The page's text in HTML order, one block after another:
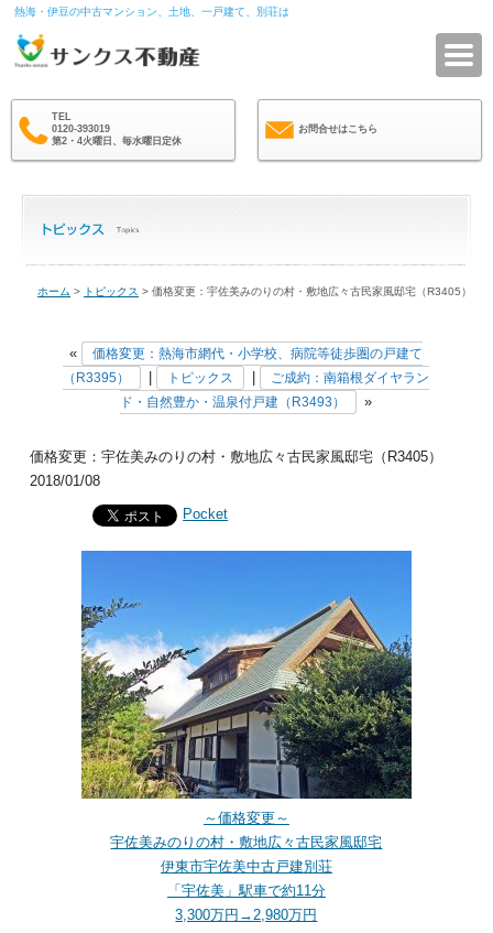
熱海・伊豆の中古マンション、土地、一戸建て、別荘は
TEL
0120-393019
第2・4火曜日、毎水曜日定休
お問合せはこちら
ホーム > トピックス > 価格変更：宇佐美みのりの村・敷地広々古民家風邸宅（R3405）
«
価格変更：熱海市網代・小学校、病院等徒歩圏の戸建て
（R3395）
トピックス
ご成約：南箱根ダイヤラン
ド・自然豊か・温泉付戸建（R3493）
»
価格変更：宇佐美みのりの村・敷地広々古民家風邸宅（R3405）
2018/01/08
Pocket
～価格変更～
宇佐美みのりの村・敷地広々古民家風邸宅
伊東市宇佐美中古戸建別荘
「宇佐美」駅車で約11分
3,300万円→2,980万円